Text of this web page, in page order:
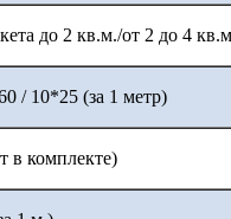
до 2 кв.м./от 2 до 4
/ 10*25 (за 1 метр)
в комплекте)